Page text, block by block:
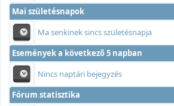
Mai születésnapok
Ma senkinek sincs születésnapja
Események a következõ 5 napban
Nincs naptári bejegyzés
Fórum statisztika